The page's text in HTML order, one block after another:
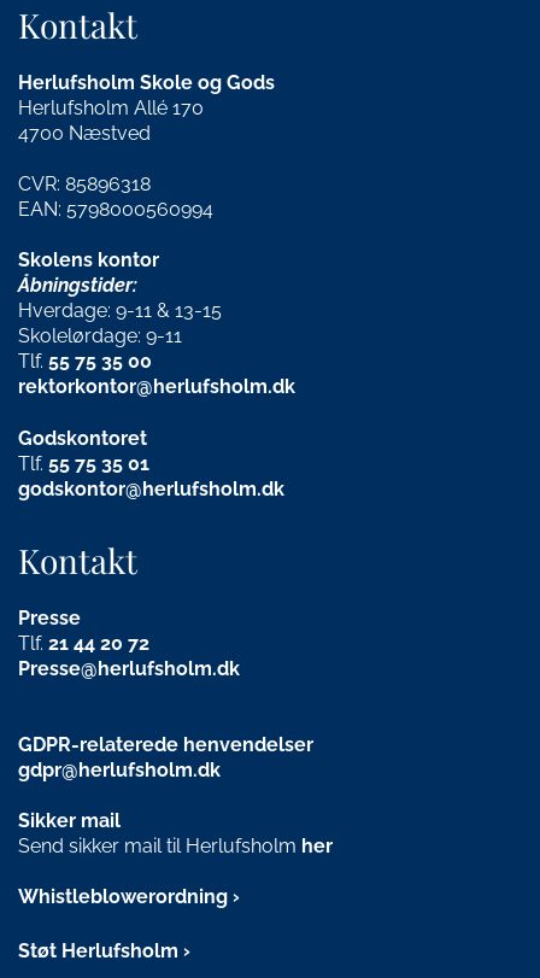
Kontakt
Herlufsholm Skole og Gods
Herlufsholm Allé 170
4700 Næstved
CVR: 85896318
EAN: 5798000560994
Skolens kontor
Åbningstider:
Hverdage: 9-11 & 13-15
Skolelørdage: 9-11
Tlf. 55 75 35 00
rektorkontor@herlufsholm.dk
Godskontoret
Tlf. 55 75 35 01
godskontor@herlufsholm.dk
Kontakt
Presse
Tlf. 21 44 20 72
Presse@herlufsholm.dk
GDPR-relaterede henvendelser
gdpr@herlufsholm.dk
Sikker mail
Send sikker mail til Herlufsholm her
Whistleblowerordning
Støt Herlufsholm